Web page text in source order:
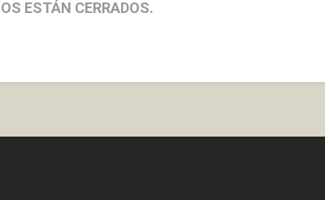
ESTÁN CERRADOS.